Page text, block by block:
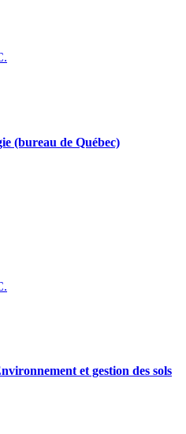
(bureau de Québec)
et gestion des sols